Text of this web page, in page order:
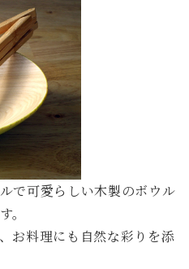
で可愛らしい木製のボウル
。
お料理にも自然な彩りを添